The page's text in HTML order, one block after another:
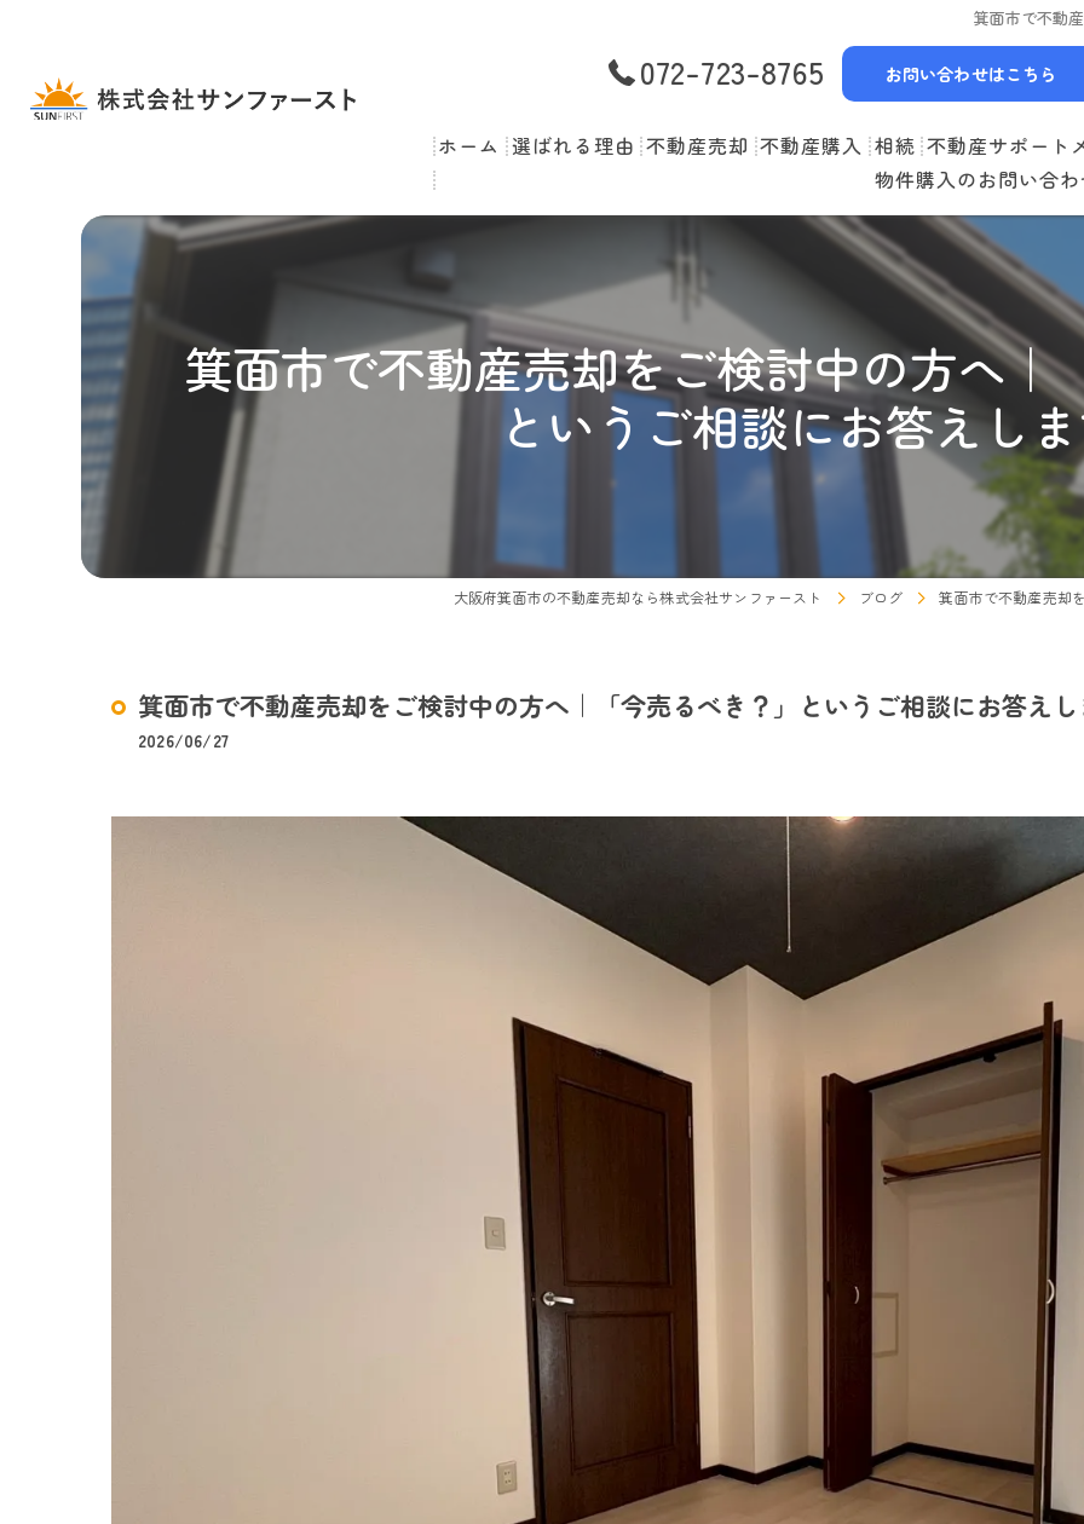
箕面市で不動
072-723-8765 お問い合わせはこちら
ホーム 選ばれる理由 不動産売却
選べる3つの売却スタイル
売却の流れ
住み替えの流れ
売却実績
当社お預かり物件
不動産購入
物件一覧
住み替えサポート
相続 不動産サポート
リースバック
空家管理
賃貸管理
物件購入のお問い合
箕面市で不動産売却をご検討中の方へ｜
というご相談にお答えし
大阪府箕面市の不動産売却なら株式会社サンファースト ブログ 箕面市で不動産売却
箕面市で不動産売却をご検討中の方へ｜「今売るべき？」というご相談にお答え
2026/06/27